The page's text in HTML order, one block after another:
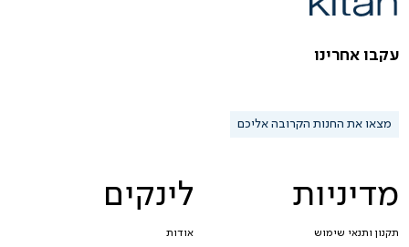
מדיניות
תקנון ותנאי שימוש
לינקים
אודות
עקבו אחרינו
מצאו את החנות הקרובה אליכם